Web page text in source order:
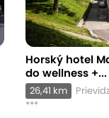
Horský hotel
do wellness +...
26,41 km
***